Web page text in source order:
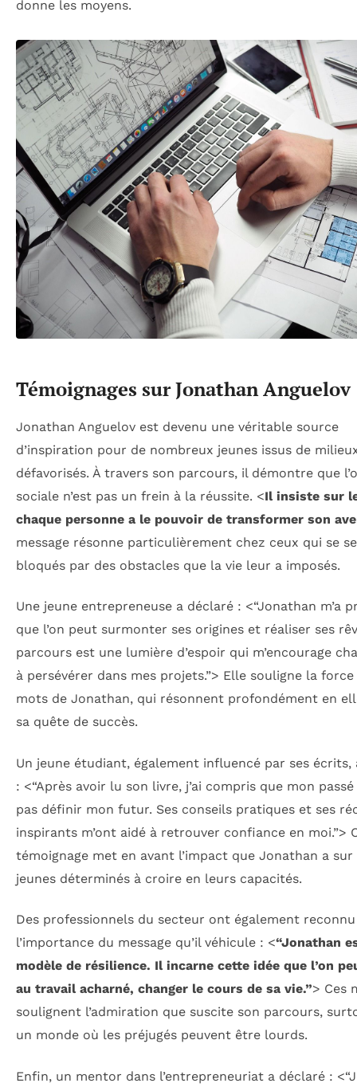
donne les moyens.
Témoignages sur Jonathan Anguelov
Jonathan Anguelov est devenu une véritable source
d’inspiration pour de nombreux jeunes issus de
défavorisés. À travers son parcours, il démontre que
sociale n’est pas un frein à la réussite. <Il insiste sur
chaque personne a le pouvoir de transformer son
message résonne particulièrement chez ceux qui se
bloqués par des obstacles que la vie leur a imposés.
Une jeune entrepreneuse a déclaré : <“Jonathan m’a
que l’on peut surmonter ses origines et réaliser ses
parcours est une lumière d’espoir qui m’encourage
à persévérer dans mes projets.”> Elle souligne la force
mots de Jonathan, qui résonnent profondément en
sa quête de succès.
Un jeune étudiant, également influencé par ses écrits,
: <“Après avoir lu son livre, j’ai compris que mon
pas définir mon futur. Ses conseils pratiques et ses
inspirants m’ont aidé à retrouver confiance en moi.”>
témoignage met en avant l’impact que Jonathan a sur
jeunes déterminés à croire en leurs capacités.
Des professionnels du secteur ont également reconnu
l’importance du message qu’il véhicule : <“Jonathan
modèle de résilience. Il incarne cette idée que l’on
au travail acharné, changer le cours de sa vie.”> Ces
soulignent l’admiration que suscite son parcours,
un monde où les préjugés peuvent être lourds.
Enfin, un mentor dans l’entrepreneuriat a déclaré : <